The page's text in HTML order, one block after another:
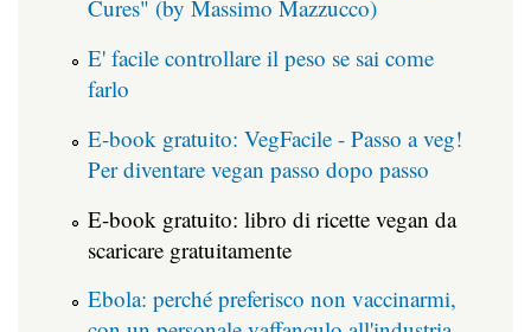
Cures" (by Massimo Mazzucco)
E' facile controllare il peso se sai come
farlo
E-book gratuito: VegFacile - Passo a veg!
Per diventare vegan passo dopo passo
E-book gratuito: libro di ricette vegan da
scaricare gratuitamente
Ebola: perché preferisco non vaccinarmi,